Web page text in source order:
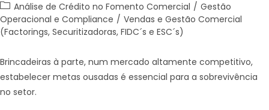
Análise de Crédito no Fomento Comercial / Gestão
Operacional e Compliance / Vendas e Gestão Comercial
(Factorings, Securitizadoras, FIDC´s e ESC´s)
Brincadeiras à parte, num mercado altamente competitivo,
estabelecer metas ousadas é essencial para a sobrevivência
no setor.